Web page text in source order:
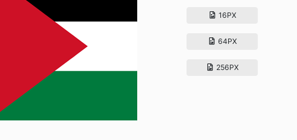
16PX
64PX
256PX